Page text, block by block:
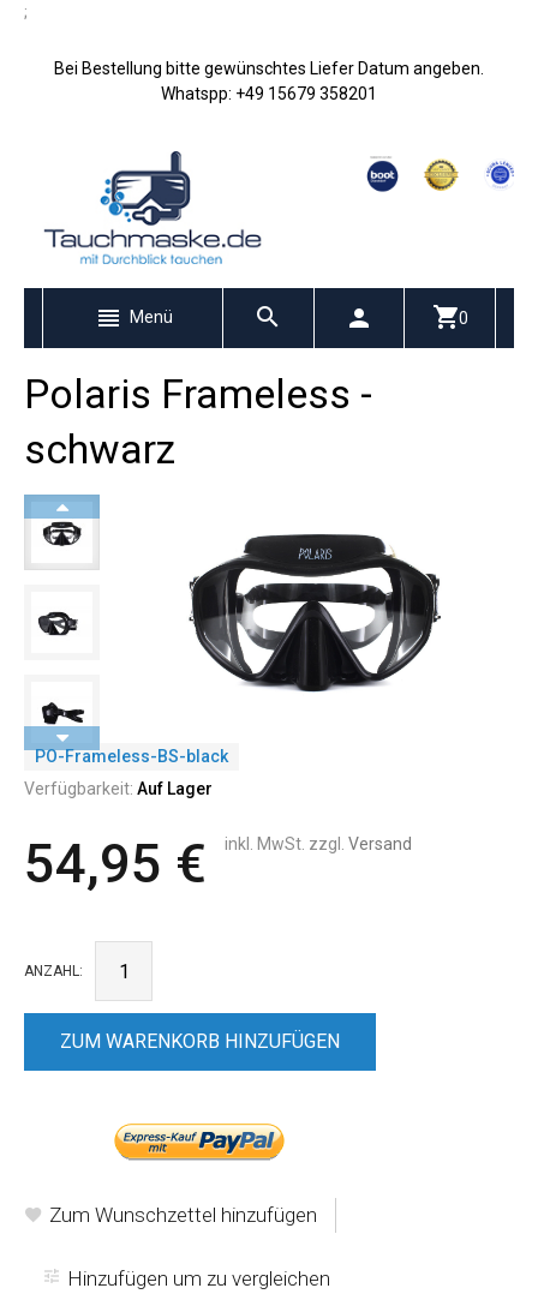
;
Bei Bestellung bitte gewünschtes Liefer Datum angeben.
Whatspp: +49 15679 358201
Menü 0
Polaris Frameless -
schwarz
PO-Frameless-BS-black
Verfügbarkeit: Auf Lager
54,95 € inkl. MwSt. zzgl. Versand
ANZAHL:
ZUM WARENKORB HINZUFÜGEN
Zum Wunschzettel hinzufügen
Hinzufügen um zu vergleichen